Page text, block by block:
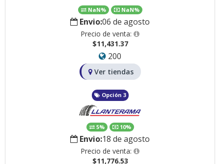
NaN% NaN%
Envio:06 de agosto
Precio de venta:
$11,431.37
200
Ver tiendas
Opción 3
5% 10%
Envio:18 de agosto
Precio de venta:
$11,776.53